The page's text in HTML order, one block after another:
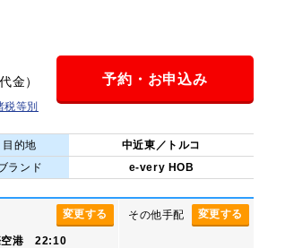
金）
税等別
予約・お申込み
目的地
中近東／トルコ
ランド e-very HOB
変更する
港 22:10
変更する
その他手配